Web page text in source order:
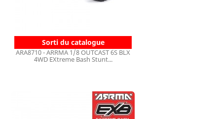
Sorti du catalogue
ARA8710 - ARRMA 1/8 OUTCAST 6S BLX
4WD EXtreme Bash Stunt...